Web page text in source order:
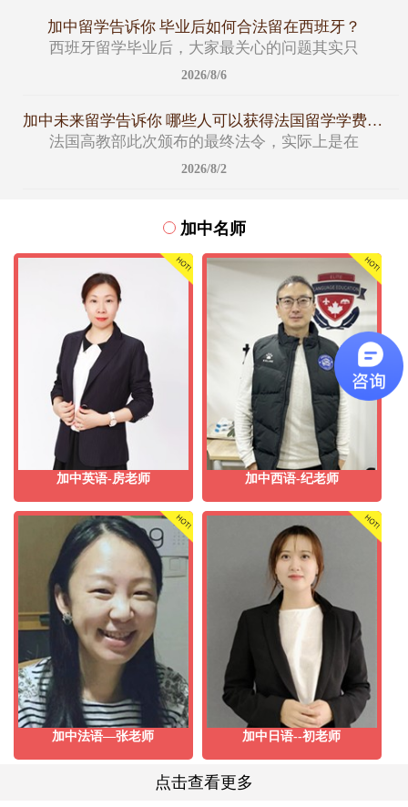
加中留学告诉你 毕业后如何合法留在西班牙？
西班牙留学毕业后，大家最关心的问题其实只
2026/8/6
加中未来留学告诉你 哪些人可以获得法国留学学费减免名额
法国高教部此次颁布的最终法令，实际上是在
2026/8/2
加中名师
加中英语-房老师 加中西语-纪老师
加中法语—张老师 加中日语--初老师
点击查看更多